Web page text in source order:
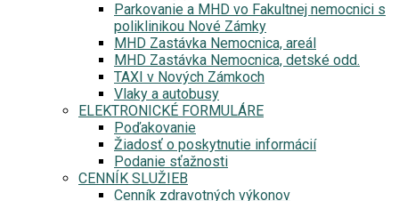
Parkovanie a MHD vo Fakultnej nemocnici s
poliklinikou Nové Zámky
MHD Zastávka Nemocnica, areál
MHD Zastávka Nemocnica, detské odd.
TAXI v Nových Zámkoch
Vlaky a autobusy
ELEKTRONICKÉ FORMULÁRE
Poďakovanie
Žiadosť o poskytnutie informácií
Podanie sťažnosti
CENNÍK SLUŽIEB
Cenník zdravotných výkonov